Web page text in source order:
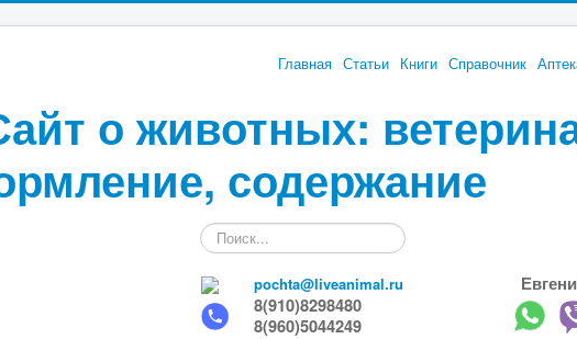
Главная Статьи Книги Справочник
о животных:
содержание
Искать...
pochta@liveanimal.ru
8(910)8298480
8(960)5044249